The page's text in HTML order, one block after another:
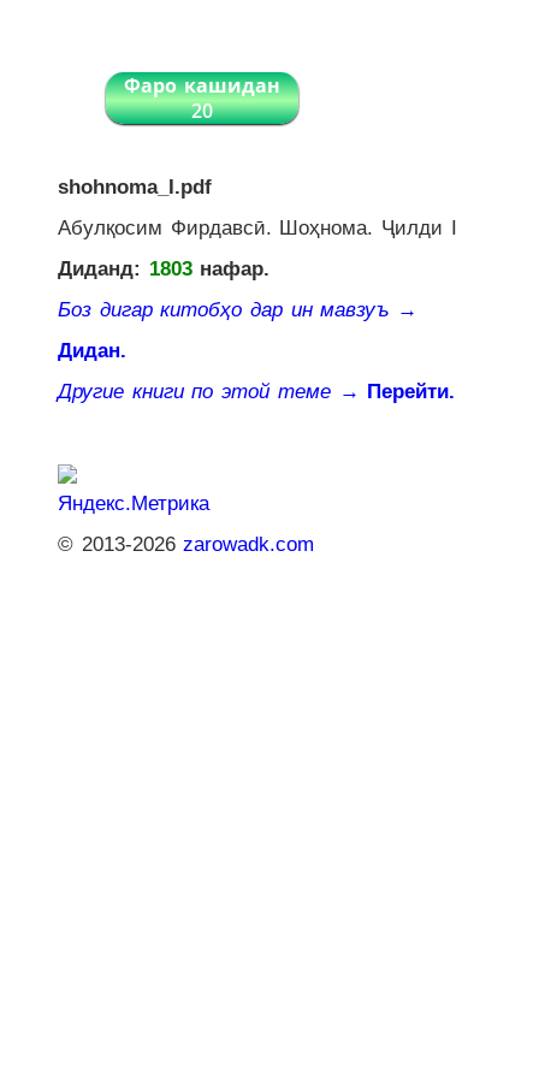
Фаро кашидан
20
shohnoma_I.pdf
Абулқосим Фирдавсӣ. Шоҳнома. Ҷилди I
Диданд: 1803нафар.
Боз дигар китобҳо дар ин мавзуъ →
Дидан.
Другие книги по этой теме → Перейти.
© 2013-2026zarowadk.com